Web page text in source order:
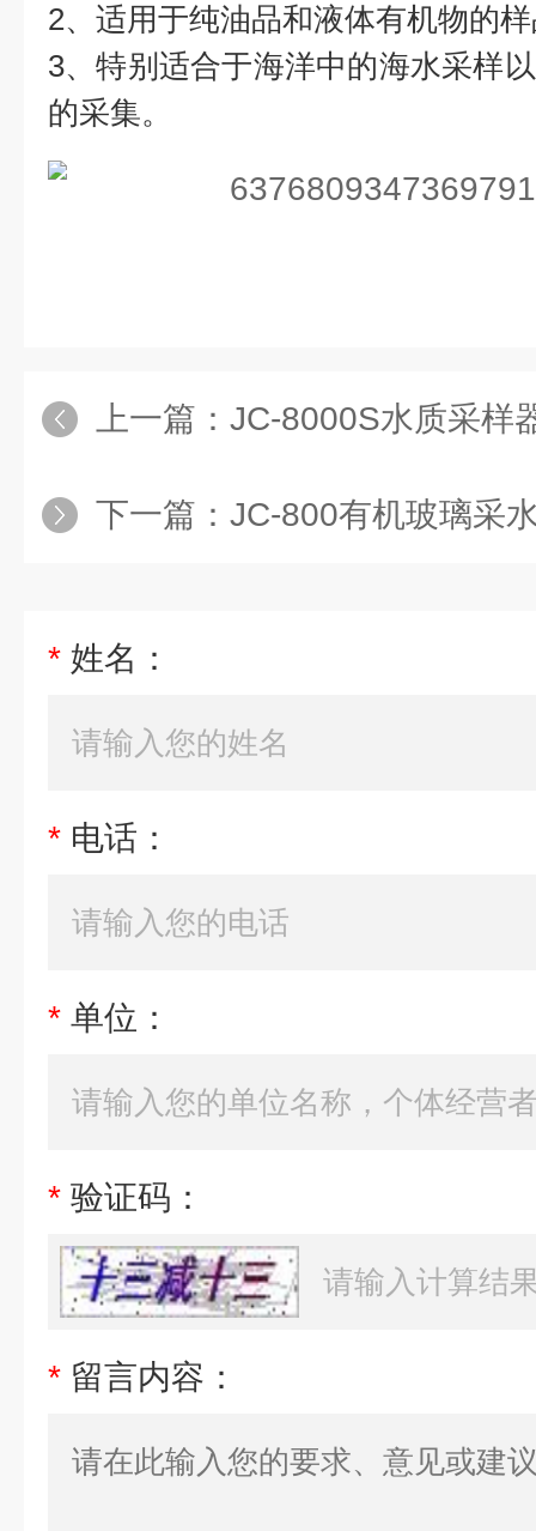
2、适用于纯油品和液体有机物的
3、特别适合于海洋中的海水采样
的采集。
上一篇： JC-8000S水质采样
下一篇： JC-800有机玻璃采
* 姓名：
* 电话：
* 单位：
* 验证码：
* 留言内容：